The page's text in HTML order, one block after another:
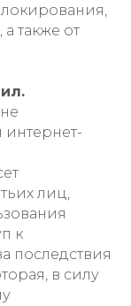
также от
интернет-
лиц,
к
последствия
в силу